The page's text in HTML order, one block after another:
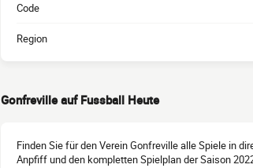
Code
Region
Gonfreville auf Fussball Heute
Finden Sie für den Verein Gonfreville alle Spiele in
Anpfiff und den kompletten Spielplan der Saison